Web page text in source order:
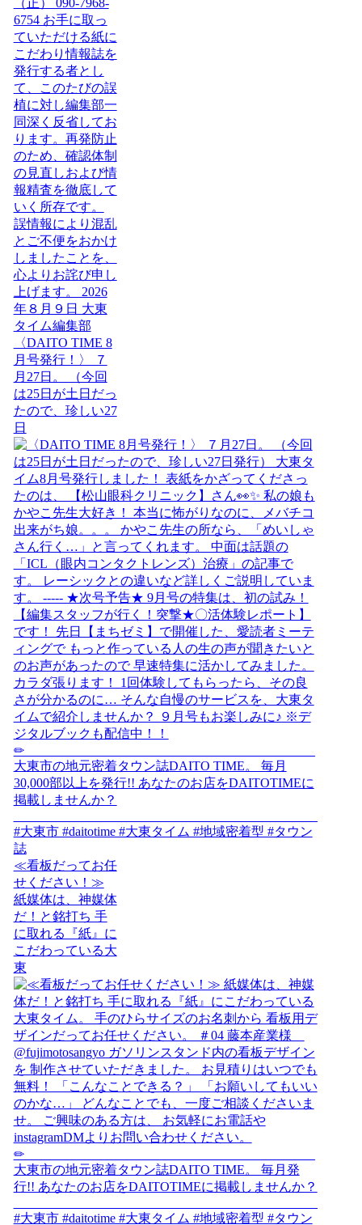
〈DAITO TIME 8
月号発行！〉 ７
月27日。 （今回
は25日が土日だっ
たので、珍しい27
日
≪看板だってお任
せください！≫
紙媒体は、神媒体
だ！と銘打ち 手
に取れる『紙』に
こだわっている大
東